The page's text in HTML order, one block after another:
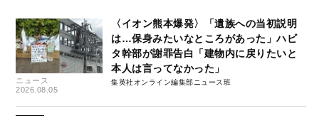
ニュース
2026.08.05
〈イオン熊本爆発〉「遺族への当初説明
は…保身みたいなところがあった」ハビ
タ幹部が謝罪告白「建物内に戻りたいと
本人は言ってなかった」
集英社オンライン編集部ニュース班